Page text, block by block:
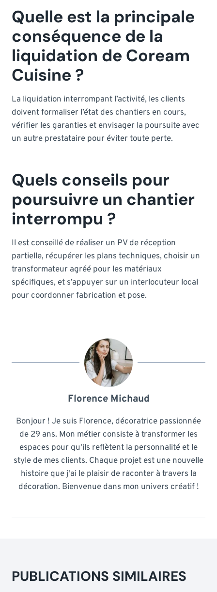
Quelle est la principale
conséquence de la
liquidation de Coream
Cuisine ?
La liquidation interrompant l’activité, les clients
doivent formaliser l’état des chantiers en cours,
vérifier les garanties et envisager la poursuite avec
un autre prestataire pour éviter toute perte.
Quels conseils pour
poursuivre un chantier
interrompu ?
Il est conseillé de réaliser un PV de réception
partielle, récupérer les plans techniques, choisir un
transformateur agréé pour les matériaux
spécifiques, et s’appuyer sur un interlocuteur local
pour coordonner fabrication et pose.
Florence Michaud
Bonjour ! Je suis Florence, décoratrice passionnée
de 29 ans. Mon métier consiste à transformer les
espaces pour qu'ils reflètent la personnalité et le
style de mes clients. Chaque projet est une nouvelle
histoire que j'ai le plaisir de raconter à travers la
décoration. Bienvenue dans mon univers créatif !
PUBLICATIONS SIMILAIRES